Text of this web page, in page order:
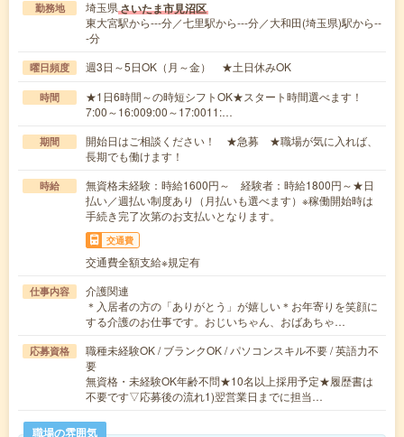
勤務地 埼玉県さいたま市見沼区
東大宮駅から---分／七里駅から---分／大和田(埼玉県)駅から--
-分
曜日頻度 週3日～5日OK（月～金） ★土日休みOK
時間
★1日6時間～の時短シフトOK★スタート時間選べます！
7:00～16:009:00～17:0011:…
期間
開始日はご相談ください！ ★急募 ★職場が気に入れば、
長期でも働けます！
時給
無資格未経験：時給1600円～ 経験者：時給1800円～★日
払い／週払い制度あり（月払いも選べます）※稼働開始時は
手続き完了次第のお支払いとなります。
交通費
交通費全額支給※規定有
仕事内容
介護関連
＊入居者の方の「ありがとう」が嬉しい＊お年寄りを笑顔に
する介護のお仕事です。おじいちゃん、おばあちゃ…
応募資格
職種未経験OK / ブランクOK / パソコンスキル不要 / 英語力不
要
無資格・未経験OK年齢不問★10名以上採用予定★履歴書は
不要です▽応募後の流れ1)翌営業日までに担当…
職場の雰囲気